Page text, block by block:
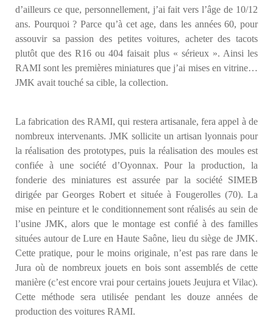
d’ailleurs ce que, personnellement, j’ai fait vers l’âge de 10/12
ans. Pourquoi ? Parce qu’à cet age, dans les années 60, pour
assouvir sa passion des petites voitures, acheter des tacots
plutôt que des R16 ou 404 faisait plus « sérieux ». Ainsi les
RAMI sont les premières miniatures que j’ai mises en vitrine…
JMK avait touché sa cible, la collection.
La fabrication des RAMI, qui restera artisanale, fera appel à de
nombreux intervenants. JMK sollicite un artisan lyonnais pour
la réalisation des prototypes, puis la réalisation des moules est
confiée à une société d’Oyonnax. Pour la production, la
fonderie des miniatures est assurée par la société SIMEB
dirigée par Georges Robert et située à Fougerolles (70). La
mise en peinture et le conditionnement sont réalisés au sein de
l’usine JMK, alors que le montage est confié à des familles
situées autour de Lure en Haute Saône, lieu du siège de JMK.
Cette pratique, pour le moins originale, n’est pas rare dans le
Jura où de nombreux jouets en bois sont assemblés de cette
manière (c’est encore vrai pour certains jouets Jeujura et Vilac).
Cette méthode sera utilisée pendant les douze années de
production des voitures RAMI.